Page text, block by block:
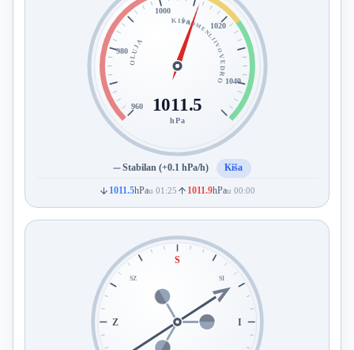
960
980
1000
1020
1040
OLUJA
KIŠAPROMENLJIVO
VEDRO
1011.5
hPa
Stabilan (+0.1 hPa/h) Kiša
1011.5hPau 01:25 1011.9hPau 00:00
S
I
Z
SI
SZ